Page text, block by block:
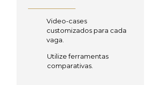
Video-cases
customizados para cada
vaga.
Utilize ferramentas
comparativas.